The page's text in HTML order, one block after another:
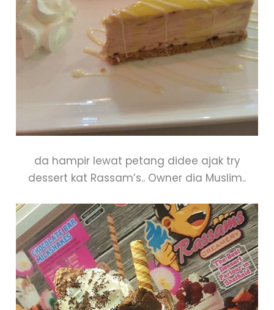
da hampir lewat petang didee ajak try
dessert kat Rassam’s.. Owner dia Muslim..